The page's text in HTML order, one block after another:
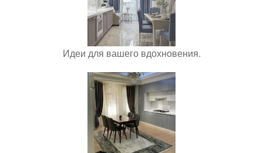
Идеи для вашего вдохновения.